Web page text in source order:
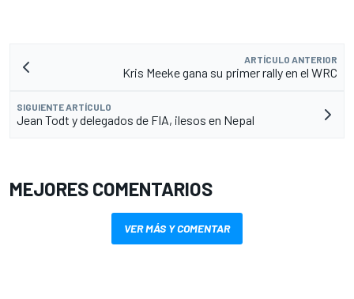
ARTÍCULO ANTERIOR
Kris Meeke gana su primer rally en el WRC
SIGUIENTE ARTÍCULO
Jean Todt y delegados de FIA, ilesos en Nepal
MEJORES COMENTARIOS
VER MÁS Y COMENTAR